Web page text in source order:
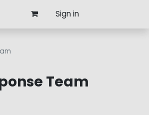
Sign in
Team